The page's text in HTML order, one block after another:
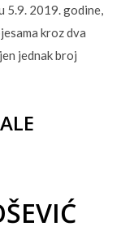
5.9. 2019. godine,
kroz dva
jednak broj